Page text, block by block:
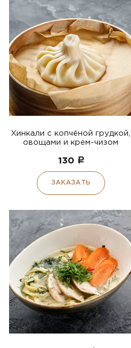
Хинкали с копчёной грудкой,
овощами и крем-чизом
130 a
ЗАКАЗАТЬ